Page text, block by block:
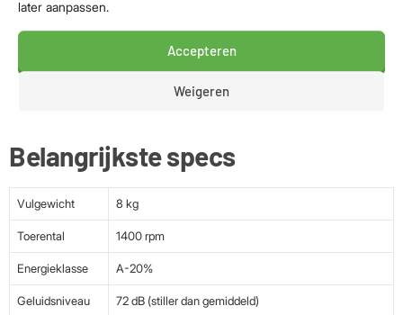
later aanpassen.
Accepteren
Weigeren
wasbehandeling met de betrouwbare kwaliteit van Miele.
Efficiënt en snel
Met QuickPowerWash geniet je van snelle prestaties zonder
in te boeten aan efficiëntie. Binnen een mum van tijd zijn je
Belangrijkste specs
Vulgewicht 8 kg
Toerental 1400 rpm
Energieklasse A-20%
Geluidsniveau 72 dB (stiller dan gemiddeld)